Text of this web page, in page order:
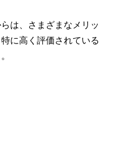
は、さまざまなメリッ
に高く評価されている